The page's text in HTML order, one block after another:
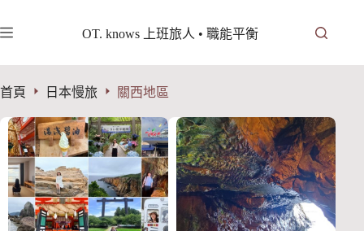
至
要
內
OT. knows 上班旅人 • 職能平衡
首頁 日本慢旅 關西地區